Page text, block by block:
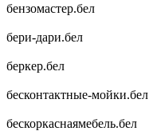
бензомастер.бел
бери-дари.бел
беркер.бел
бесконтактные-мойки.бел
бескоркаснаямебель.бел